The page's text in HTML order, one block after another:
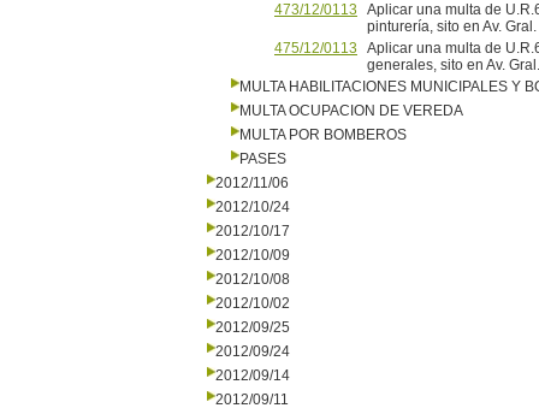
473/12/0113
Aplicar una multa de
pinturería, sito en Av.
475/12/0113
Aplicar una multa de
generales, sito en Av.
MULTA HABILITACIONES MUNICIPALES Y
MULTA OCUPACION DE VEREDA
MULTA POR BOMBEROS
PASES
2012/11/06
2012/10/24
2012/10/17
2012/10/09
2012/10/08
2012/10/02
2012/09/25
2012/09/24
2012/09/14
2012/09/11